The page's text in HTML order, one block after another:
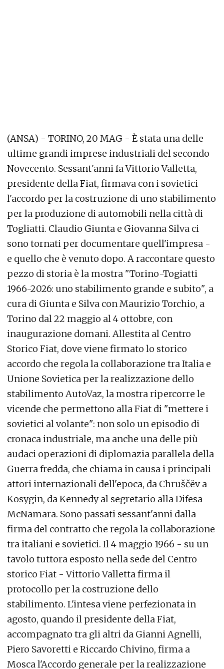
(ANSA) - TORINO, 20 MAG - È stata una delle
ultime grandi imprese industriali del secondo
Novecento. Sessant'anni fa Vittorio Valletta,
presidente della Fiat, firmava con i sovietici
l'accordo per la costruzione di uno stabilimento
per la produzione di automobili nella città di
Togliatti. Claudio Giunta e Giovanna Silva ci
sono tornati per documentare quell'impresa -
e quello che è venuto dopo. A raccontare questo
pezzo di storia è la mostra "Torino-Togiatti
1966-2026: uno stabilimento grande e subito", a
cura di Giunta e Silva con Maurizio Torchio, a
Torino dal 22 maggio al 4 ottobre, con
inaugurazione domani. Allestita al Centro
Storico Fiat, dove viene firmato lo storico
accordo che regola la collaborazione tra Italia e
Unione Sovietica per la realizzazione dello
stabilimento AutoVaz, la mostra ripercorre le
vicende che permettono alla Fiat di "mettere i
sovietici al volante": non solo un episodio di
cronaca industriale, ma anche una delle più
audaci operazioni di diplomazia parallela della
Guerra fredda, che chiama in causa i principali
attori internazionali dell'epoca, da Chruščëv a
Kosygin, da Kennedy al segretario alla Difesa
McNamara. Sono passati sessant'anni dalla
firma del contratto che regola la collaborazione
tra italiani e sovietici. Il 4 maggio 1966 - su un
tavolo tuttora esposto nella sede del Centro
storico Fiat - Vittorio Valletta firma il
protocollo per la costruzione dello
stabilimento. L'intesa viene perfezionata in
agosto, quando il presidente della Fiat,
accompagnato tra gli altri da Gianni Agnelli,
Piero Savoretti e Riccardo Chivino, firma a
Mosca l'Accordo generale per la realizzazione